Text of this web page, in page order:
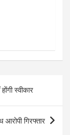
स्वीकार
गिरफ्तार